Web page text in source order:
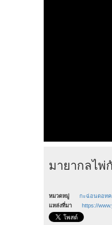
มายากลไพ่
หมวดหมู่
กะฉ่อนดอท
แหล่งที่มา
https://